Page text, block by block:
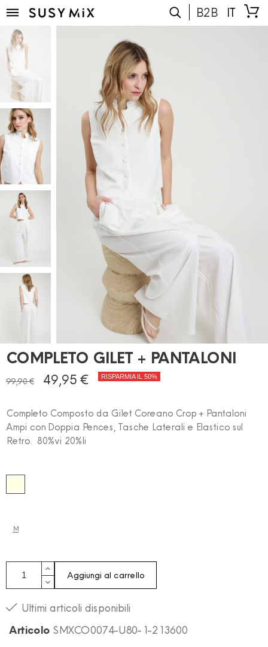
B2B IT
COMPLETO GILET + PANTALONI
99,90 € 49,95 € RISPARMIA IL 50%
Completo Composto da Gilet Coreano Crop + Pantaloni
Ampi con Doppia Pences, Tasche Laterali e Elastico sul
Retro. 80%vi 20%li
M
Aggiungi al carrello
Ultimi articoli disponibili
Articolo SMXCO0074-U80-1-213600